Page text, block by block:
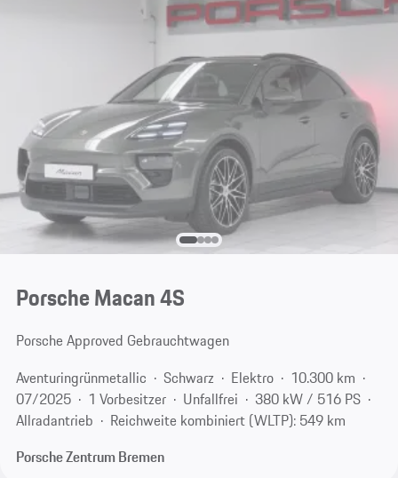
Porsche Macan 4S
Porsche Approved Gebrauchtwagen
Aventuringrünmetallic
Schwarz Elektro
10.300 km
07/2025
1 Vorbesitzer Unfallfrei
380 kW / 516 PS
Allradantrieb
Reichweite kombiniert (WLTP): 549 km
Porsche Zentrum Bremen